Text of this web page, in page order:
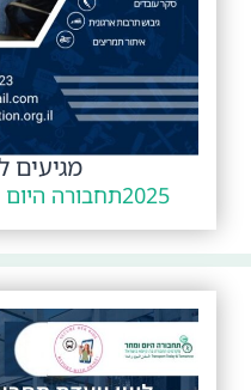
מגיעים
2025תחבורה